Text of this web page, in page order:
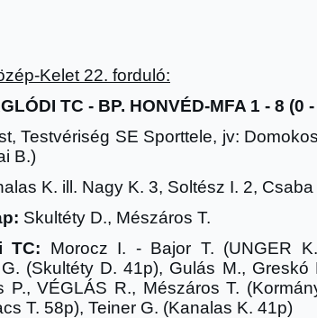
Kelet 22. forduló:
TC - BP. HONVÉD-MFA 1 - 8 (0
Testvériség SE Sporttele, jv:
B.)
K. ill. Nagy K. 3, Soltész I. 2,
Skultéty D., Mészáros T.
TC: Morocz I. - Bajor T. (UNGER
(Skultéty D. 41p), Gulás M., Greskó
P., VÉGLÁS R., Mészáros T.
T. 58p), Teiner G. (Kanalas K. 41p)